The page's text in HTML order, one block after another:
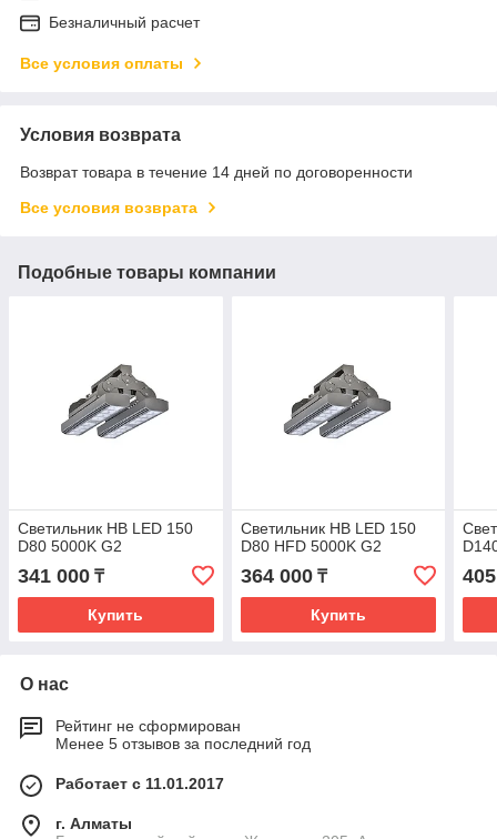
Безналичный расчет
Все условия оплаты
Условия возврата
Возврат товара в течение 14 дней по договоренности
Все условия возврата
Подобные товары компании
Светильник HB LED 150
D80 5000K G2
341 000 ₸
Купить
Светильник HB LED 150
D80 HFD 5000K G2
364 000₸
Купить
О нас
Рейтинг не сформирован
Менее 5 отзывов за последний год
Работает с 11.01.2017
г. Алматы